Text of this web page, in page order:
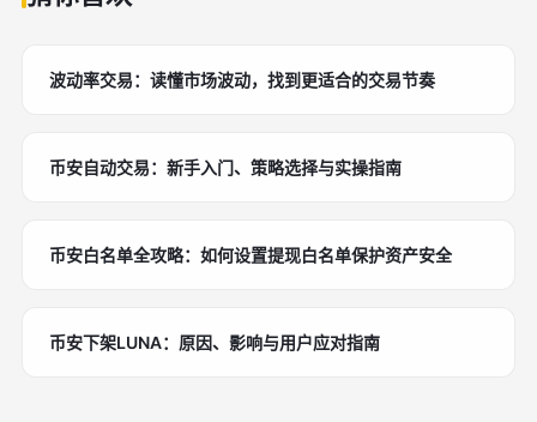
波动率交易：读懂市场波动，找到更适合的交易节奏
币安自动交易：新手入门、策略选择与实操指南
币安白名单全攻略：如何设置提现白名单保护资产安全
币安下架LUNA：原因、影响与用户应对指南